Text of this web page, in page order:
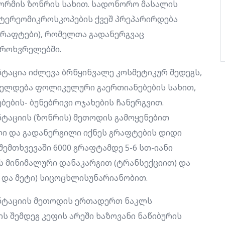
ზონრის სახით. სადონორო მასალის
ქვეშ პრეპარირდება
რომელთა გადანერგვაც
იძლევა ბრწყინვალე კოსმეტიკურ შედეგს,
ფოლიკულური გაერთიანებების სახით,
ბუნებრივი ოჯახების ჩანერგვით.
(ზონრის) მეთოდის გამოყენებით
და გადანერგილი იქნეს გრაფტების დიდი
6000 გრაფტამდე 5-6 სთ-იანი
დანაკარგით (ტრანსექციით) და
მეტი) სიცოცხლისუნარიანობით.
მეთოდის ერთადერთ ნაკლს
კეფის არეში ხაზოვანი ნაწიბურის